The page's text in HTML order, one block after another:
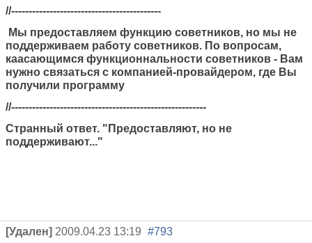
//-------------------------------------------
Мы предоставляем функцию советников, но мы не
поддерживаем работу советников. По вопросам,
каасающимся функционнальности советников - Вам
нужно связаться с компанией-провайдером, где Вы
получили программу
//--------------------------------------------------------
Странный ответ. "Предоставляют, но не
поддерживают..."
[Удален] 2009.04.23 13:19 #793